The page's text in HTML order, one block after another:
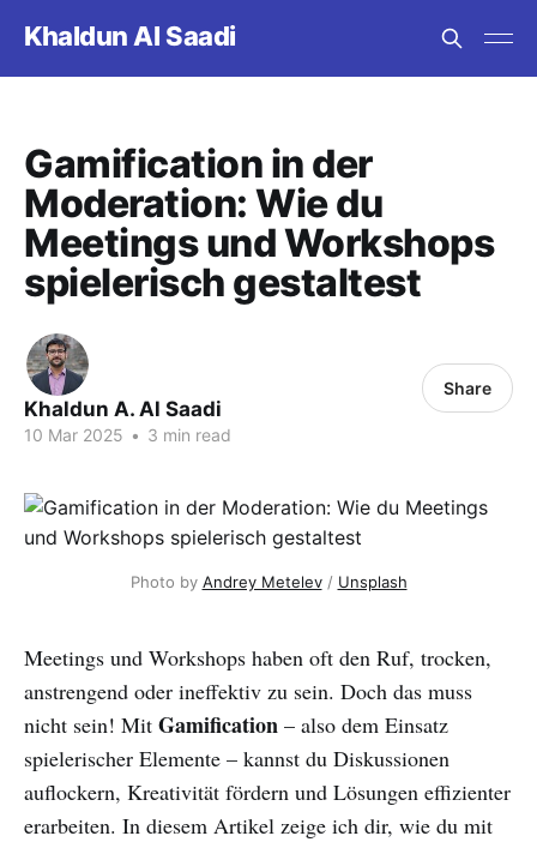
Khaldun Al Saadi
Gamification in der
Moderation: Wie du
Meetings und Workshops
spielerisch gestaltest
Khaldun A. Al Saadi
10 Mar 2025 • 3 min read
Share
Photo by Andrey Metelev / Unsplash
Meetings und Workshops haben oft den Ruf, trocken,
anstrengend oder ineffektiv zu sein. Doch das muss
nicht sein! Mit Gamification – also dem Einsatz
spielerischer Elemente – kannst du Diskussionen
auflockern, Kreativität fördern und Lösungen effizienter
erarbeiten. In diesem Artikel zeige ich dir, wie du mit